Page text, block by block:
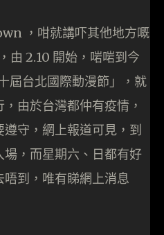
，咁就講吓其他地方嘅
由 2.10 開始，啱啱到今
屆台北國際動漫節」，就
由於台灣都仲有疫情，
守，網上報道可見，到
，而星期六、日都有好
到，唯有睇網上消息